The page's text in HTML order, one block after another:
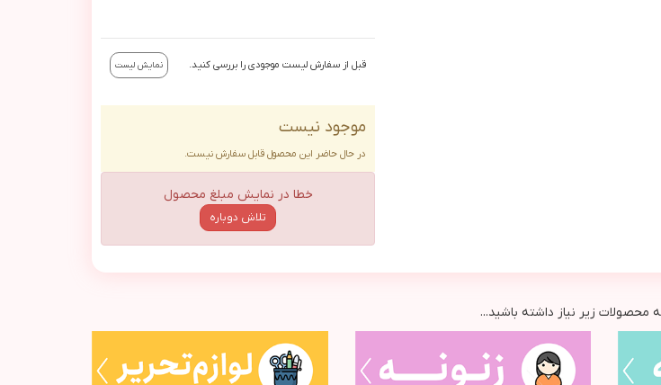
قبل از سفارش لیست موجودی را بررسی کنید. نمایش لیست
موجود نیست
در حال حاضر این محصول قابل سفارش نیست.
خطا در نمایش مبلغ محصول
تلاش دوباره
زیر نیاز داشته باشید...